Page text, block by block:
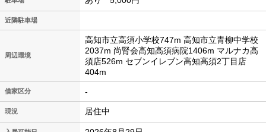
近隣駐車場
周辺環境
高知市立高須小学校747m 高知市立青柳中学校
2037m 尚腎会高知高須病院1406m マルナカ高
須店526m セブンイレブン高知高須2丁目店
404m
借家区分 -
現況 居住中